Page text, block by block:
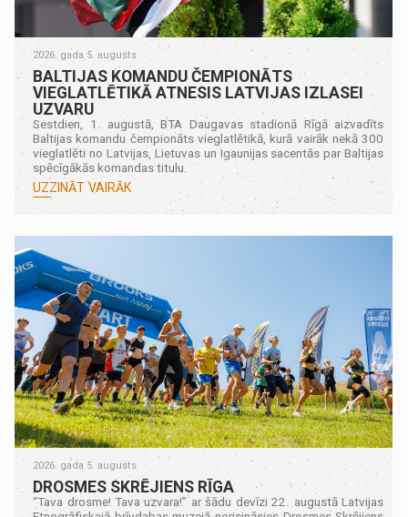
2026. gada 5. augusts
BALTIJAS KOMANDU ČEMPIONĀTS
VIEGLATLĒTIKĀ ATNESIS LATVIJAS IZLASEI
UZVARU
Sestdien, 1. augustā, BTA Daugavas stadionā Rīgā aizvadīts
Baltijas komandu čempionāts vieglatlētikā, kurā vairāk nekā 300
vieglatlēti no Latvijas, Lietuvas un Igaunijas sacentās par Baltijas
spēcīgākās komandas titulu.
UZZINĀT VAIRĀK
2026. gada 5. augusts
DROSMES SKRĒJIENS RĪGA
“Tava drosme! Tava uzvara!” ar šādu devīzi 22. augustā Latvijas